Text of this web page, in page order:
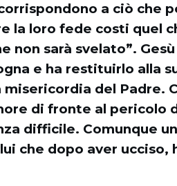
a ciò che
la loro fede costi quel
non sarà svelato”.
e ha restituirlo alla
misericordia del Padre.
di fronte al pericolo
difficile. Comunque
che dopo aver